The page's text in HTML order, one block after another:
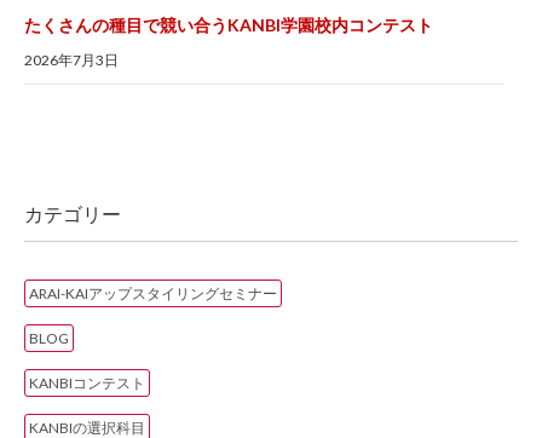
たくさんの種目で競い合うKANBI学園校内コンテスト
2026年7月3日
カテゴリー
ARAI-KAIアップスタイリングセミナー
BLOG
KANBIコンテスト
KANBIの選択科目